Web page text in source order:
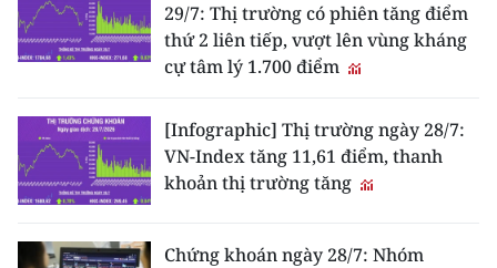
Media Khoa học - Công nghệ
Media Môi trường
Ảnh
Infographic
TIN MỚI
29/7: Thị trường có phiên tăng điểm
thứ 2 liên tiếp, vượt lên vùng kháng
cự tâm lý 1.700 điểm
[Infographic] Thị trường ngày 28/7:
VN-Index tăng 11,61 điểm, thanh
khoản thị trường tăng
Chứng khoán ngày 28/7: Nhóm